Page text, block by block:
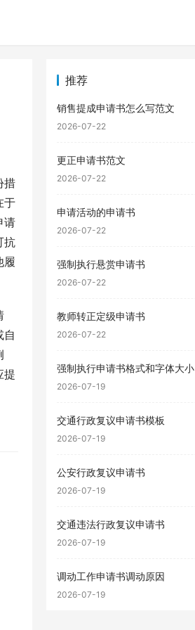
措
于
请
抗
履
自
提
推荐
销售提成申请书怎么写范文
2026-07-22
更正申请书范文
2026-07-22
申请活动的申请书
2026-07-22
强制执行悬赏申请书
2026-07-22
教师转正定级申请书
2026-07-22
强制执行申请书格式和字体大小
2026-07-19
交通行政复议申请书模板
2026-07-19
公安行政复议申请书
2026-07-19
交通违法行政复议申请书
2026-07-19
调动工作申请书调动原因
2026-07-19